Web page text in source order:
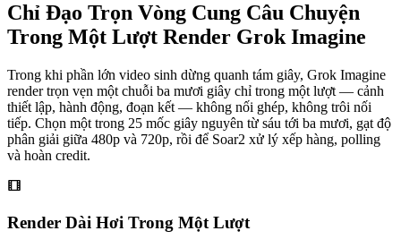
Chỉ Đạo Trọn Vòng Cung Câu Chuyện
Trong Một Lượt Render Grok Imagine
Trong khi phần lớn video sinh dừng quanh tám giây, Grok Imagine
render trọn vẹn một chuỗi ba mươi giây chỉ trong một lượt — cảnh
thiết lập, hành động, đoạn kết — không nối ghép, không trôi nối
tiếp. Chọn một trong 25 mốc giây nguyên từ sáu tới ba mươi, gạt độ
phân giải giữa 480p và 720p, rồi để Soar2 xử lý xếp hàng, polling
và hoàn credit.
Render Dài Hơi Trong Một Lượt